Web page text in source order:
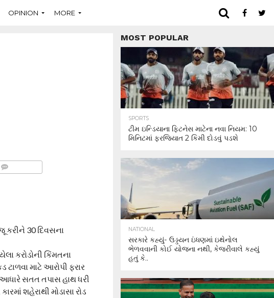
OPINION MORE
કરીને 30 દિવસના
કરોડોની કિંમતના
માટે આરોપી ફરાર
સતત તપાસ હાથ ધરી
શહેરાથી મોડાસા રોડ
MOST POPULAR
SPORTS
ટીમ ઇન્ડિયાના ફિટનેસ માટેના નવા નિયમ: 10
મિનિટમાં ફરજિયાત 2 કિમી દોડવું પડશે
NATIONAL
સરકારે કહ્યું- ઉડ્ડયન ઇંધણમાં ઇથેનોલ
ભેળવવાની કોઈ યોજના નથી, કેજરીવાલે કહ્યું
હતું કે..